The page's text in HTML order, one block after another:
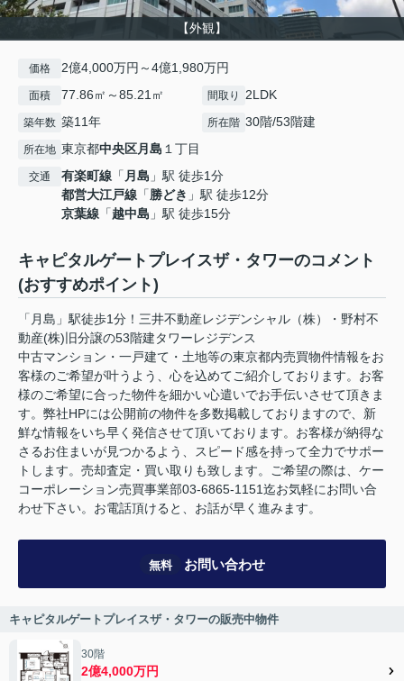
【外観】
価格 2億4,000万円～4億1,980万円
面積 77.86㎡～85.21㎡ 間取り 2LDK
築年数 築11年 所在階 30階/53階建
所在地 東京都中央区月島 １丁目
交通 有楽町線 「 月島 」駅 徒歩1分
都営大江戸線 「勝どき 」駅 徒歩12分
京葉線 「越中島 」駅 徒歩15分
キャピタルゲートプレイスザ・タワーのコメント
(おすすめポイント)
「月島」駅徒歩1分！三井不動産レジデンシャル（株）・野村不
動産(株)旧分譲の53階建タワーレジデンス
中古マンション・一戸建て・土地等の東京都内売買物件情報をお
客様のご希望が叶うよう、心を込めてご紹介しております。お客
様のご希望に合った物件を細かい心遣いでお手伝いさせて頂きま
す。弊社HPには公開前の物件を多数掲載しておりますので、新
鮮な情報をいち早く発信させて頂いております。お客様が納得な
さるお住まいが見つかるよう、スピード感を持って全力でサポー
トします。売却査定・買い取りも致します。ご希望の際は、ケー
コーポレーション売買事業部03-6865-1151迄お気軽にお問い合
わせ下さい。お電話頂けると、お話が早く進みます。
無料 お問い合わせ
キャピタルゲートプレイスザ・タワーの販売中物件
30階
2億4,000万円